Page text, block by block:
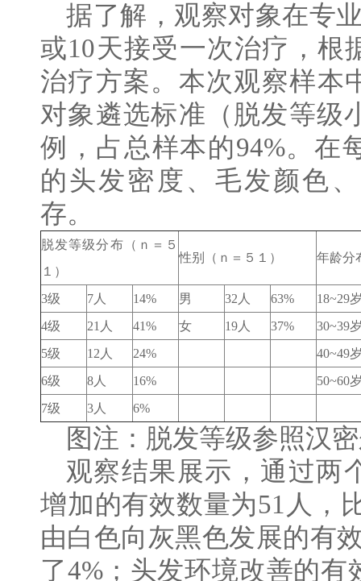
据了解，观察对象在专
或10天接受一次治疗，根
治疗方案。本次观察样本
对象遴选标准（脱发等级
例，占总样本的94%。在
的头发密度、毛发颜色
存。
脱发等级分布（ｎ＝５
１）
性别（ｎ＝５１） 年龄分
3级 7人 14% 男 32人 63%
18~29
4级
21人 41% 女 19人 37%
30~39
5级
12人 24%
40~49
6级
8人 16%
50~60
7级
3人 6%
图注：脱发等级参照汉
观察结果展示，通过两
增加的有效数量为51人，
由白色向灰黑色发展的有
了4%；头发环境改善的